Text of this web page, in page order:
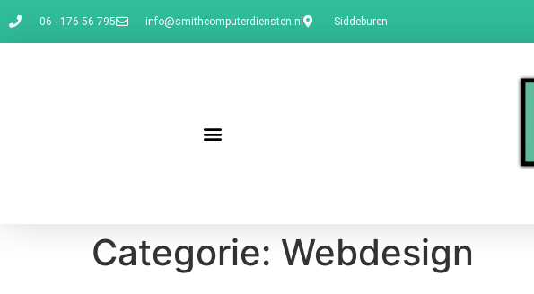
06 - 176 56 795 info@smithcomputerdiensten.nl Siddeburen
Categorie: Webdesign